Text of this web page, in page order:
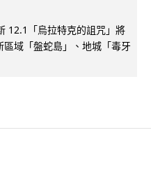
12.1「烏拉特克的詛咒」將
域「盤蛇島」、地城「毒牙